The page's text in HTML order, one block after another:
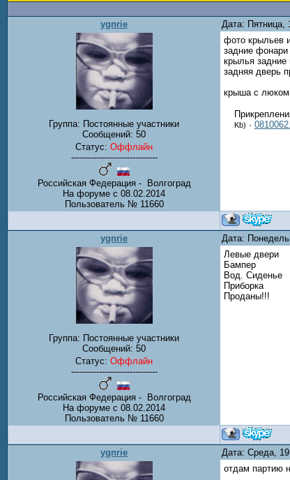
ygnrie Дата:
Группа: Постоянные участники
Сообщений: 50
Статус: Оффлайн
-------------------------------
Российская Федерация - Волгоград
На форуме с 08.02.2014
Пользователь № 11660
фото крыльев
задние фонари
крылья задние
задняя дверь
крыша с люком
Kb) ·
ygnrie Дата:
Группа: Постоянные участники
Сообщений: 50
Статус: Оффлайн
-------------------------------
Российская Федерация - Волгоград
На форуме с 08.02.2014
Пользователь № 11660
Левые двери
Бампер
Вод. Сиденье
Приборка
Проданы!!!
ygnrie Дата: Среда,
отдам партию